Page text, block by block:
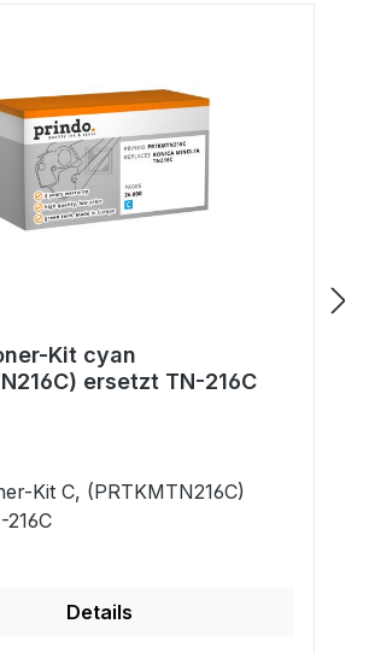
Kit cyan
ersetzt TN-216C
Kit C, (PRTKMTN216C)
Details